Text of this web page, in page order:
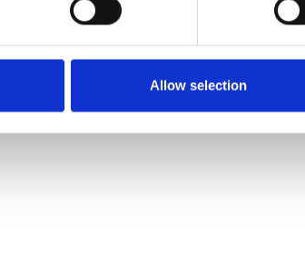
Allow selection